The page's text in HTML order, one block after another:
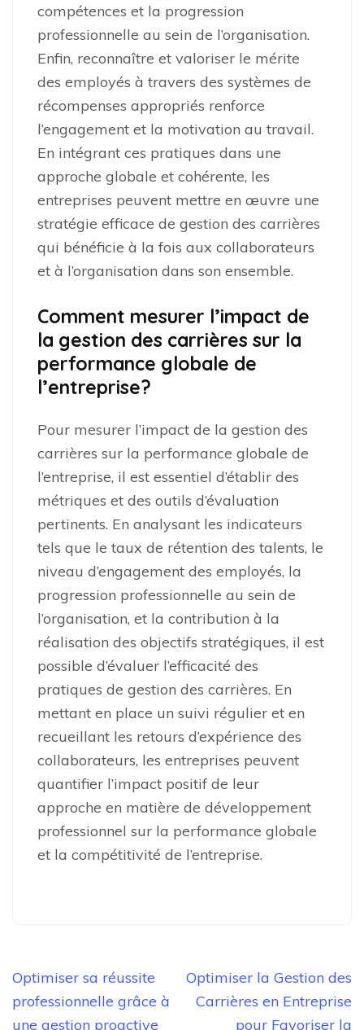
compétences et la progression
professionnelle au sein de l’organisation.
Enfin, reconnaître et valoriser le mérite
des employés à travers des systèmes de
récompenses appropriés renforce
l’engagement et la motivation au travail.
En intégrant ces pratiques dans une
approche globale et cohérente, les
entreprises peuvent mettre en œuvre une
stratégie efficace de gestion des carrières
qui bénéficie à la fois aux collaborateurs
et à l’organisation dans son ensemble.
Comment mesurer l’impact de
la gestion des carrières sur la
performance globale de
l’entreprise?
Pour mesurer l’impact de la gestion des
carrières sur la performance globale de
l’entreprise, il est essentiel d’établir des
métriques et des outils d’évaluation
pertinents. En analysant les indicateurs
tels que le taux de rétention des talents, le
niveau d’engagement des employés, la
progression professionnelle au sein de
l’organisation, et la contribution à la
réalisation des objectifs stratégiques, il est
possible d’évaluer l’efficacité des
pratiques de gestion des carrières. En
mettant en place un suivi régulier et en
recueillant les retours d’expérience des
collaborateurs, les entreprises peuvent
quantifier l’impact positif de leur
approche en matière de développement
professionnel sur la performance globale
et la compétitivité de l’entreprise.
Navigation
de
l’article
Optimiser sa réussite
professionnelle grâce à
une gestion proactive
Optimiser la Gestion des
Carrières en Entreprise
pour Favoriser la